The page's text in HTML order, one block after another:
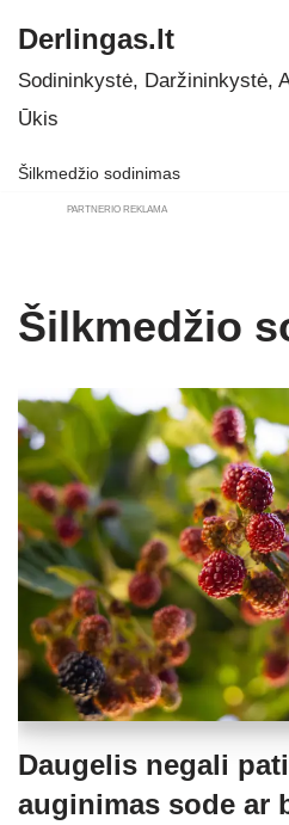
Skip
to
Derlingas.lt
Sodininkystė, Daržininkystė,
Ūkis
Šilkmedžio sodinimas
PARTNERIO REKLAMA
Šilkmedžio
Daugelis negali
auginimas sode ar